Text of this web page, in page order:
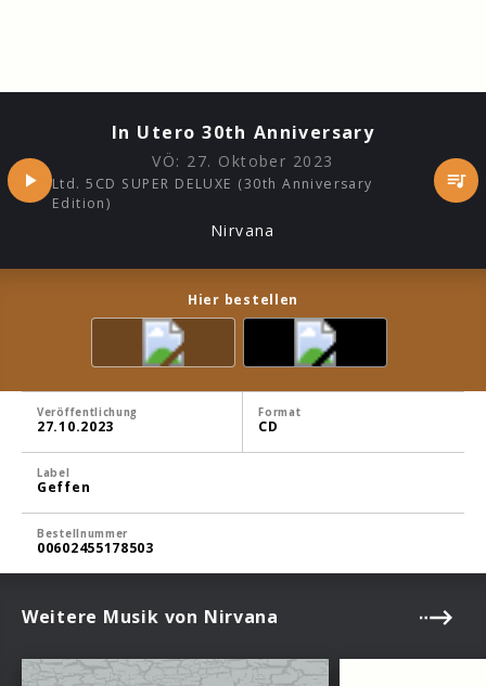
In Utero 30th Anniversary
VÖ: 27. Oktober 2023
Ltd. 5CD SUPER DELUXE (30th Anniversary
Edition)
Nirvana
Hier bestellen
Veröffentlichung
27.10.2023
Format
CD
Label
Geffen
Bestellnummer
00602455178503
Weitere Musik von Nirvana